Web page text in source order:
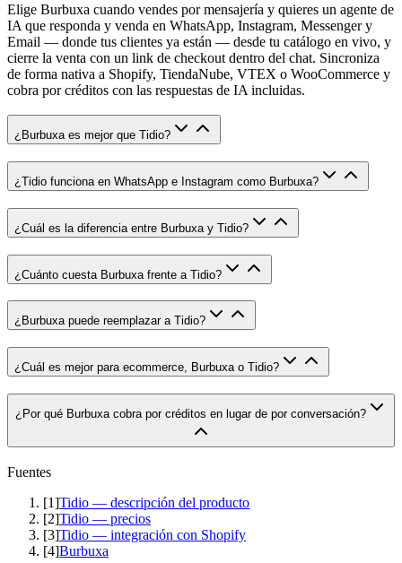
Elige Burbuxa cuando vendes por mensajería y quieres un agente de
IA que responda y venda en WhatsApp, Instagram, Messenger y
Email — donde tus clientes ya están — desde tu catálogo en vivo, y
cierre la venta con un link de checkout dentro del chat. Sincroniza
de forma nativa a Shopify, TiendaNube, VTEX o WooCommerce y
cobra por créditos con las respuestas de IA incluidas.
¿Burbuxa es mejor que Tidio?
¿Tidio funciona en WhatsApp e Instagram como Burbuxa?
¿Cuál es la diferencia entre Burbuxa y Tidio?
¿Cuánto cuesta Burbuxa frente a Tidio?
¿Burbuxa puede reemplazar a Tidio?
¿Cuál es mejor para ecommerce, Burbuxa o Tidio?
¿Por qué Burbuxa cobra por créditos en lugar de por conversación?
Fuentes
[1]Tidio — descripción del producto
[2]Tidio — precios
[3]Tidio — integración con Shopify
[4]Burbuxa